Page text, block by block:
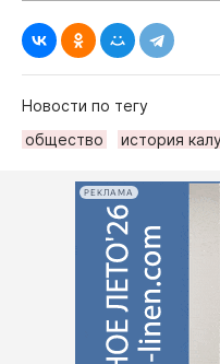
Новости по тегу
общество
история
РЕКЛАМА